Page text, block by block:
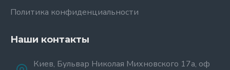
Политика конфиденциальности
Наши контакты
Киев, Бульвар Николая Михновского 17а, оф